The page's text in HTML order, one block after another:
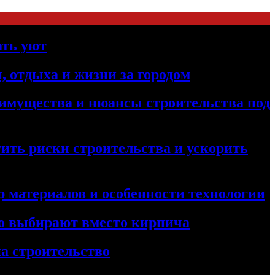
уют
отдыха и жизни за городом
и нюансы строительства под
риски строительства и ускорить
и особенности технологии
выбирают вместо кирпича
строительство